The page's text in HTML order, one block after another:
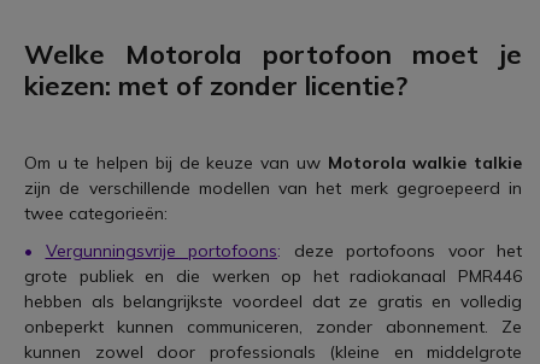
Welke Motorola portofoon moet je
kiezen: met of zonder licentie?
Om u te helpen bij de keuze van uw Motorola walkie talkie
zijn de verschillende modellen van het merk gegroepeerd in
twee categorieën:
• Vergunningsvrije portofoons: deze portofoons voor het
grote publiek en die werken op het radiokanaal PMR446
hebben als belangrijkste voordeel dat ze gratis en volledig
onbeperkt kunnen communiceren, zonder abonnement. Ze
kunnen zowel door professionals (kleine en middelgrote